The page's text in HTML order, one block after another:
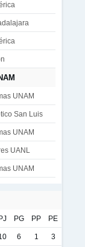
UNAM
San Luis
UNAM
UANL
UNAM
PG PP PE
6 1 3